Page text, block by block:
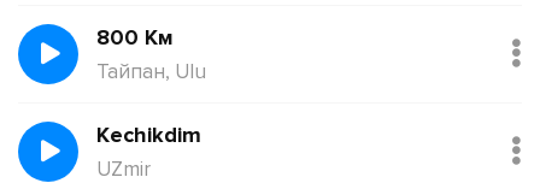
800 Км
Тайпан, Ulu
Kechikdim
UZmir